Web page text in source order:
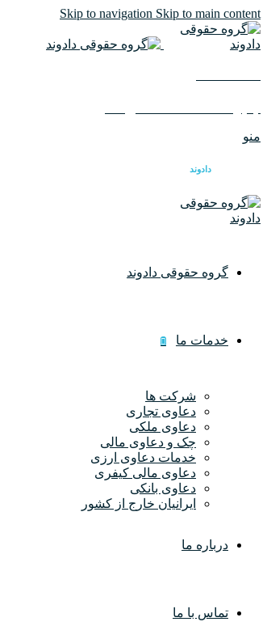
Skip to navigation Skip to main content
منو
دادوند
گروه حقوقی دادوند
خدمات ما
شرکت ها
دعاوی تجاری
دعاوی ملکی
چک و دعاوی مالی
خدمات دعاوی ارزی
دعاوی مالی کیفری
دعاوی بانکی
ایرانیان خارج از کشور
درباره ما
تماس با ما